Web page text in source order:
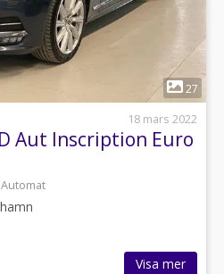
1
27
18 mars 2022
Aut Inscription Euro
Automat
Visa mer